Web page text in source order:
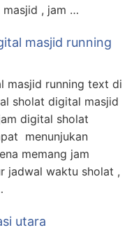
masjid , jam …
masjid running
masjid running text di
sholat digital masjid
digital sholat
menunjukan
memang jam
jadwal waktu sholat ,
utara